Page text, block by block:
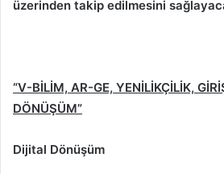
üzerinden takip edilmesini
“V-BİLİM, AR-GE, YENİLİKÇİLİK,
DÖNÜŞÜM”
Dijital Dönüşüm